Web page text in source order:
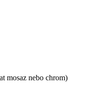
mosaz nebo chrom)